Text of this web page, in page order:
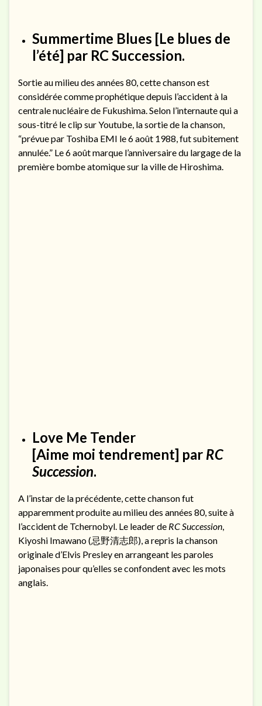
Summertime Blues [Le blues de
l’été] par RC Succession.
Sortie au milieu des années 80, cette chanson est
considérée comme prophétique depuis l’accident à la
centrale nucléaire de Fukushima. Selon l’internaute qui a
sous-titré le clip sur Youtube, la sortie de la chanson,
“prévue par Toshiba EMI le 6 août 1988, fut subitement
annulée.” Le 6 août marque l’anniversaire du largage de la
première bombe atomique sur la ville de Hiroshima.
Love Me Tender
[Aime moi tendrement] par RC
Succession.
A l’instar de la précédente, cette chanson fut
apparemment produite au milieu des années 80, suite à
l’accident de Tchernobyl. Le leader de RC Succession,
Kiyoshi Imawano (忌野清志郎), a repris la chanson
originale d’Elvis Presley en arrangeant les paroles
japonaises pour qu’elles se confondent avec les mots
anglais.